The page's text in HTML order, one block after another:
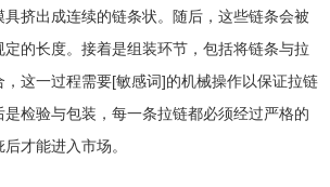
挤出成连续的链条状。随后，这些链条会被
的长度。接着是组装环节，包括将链条与拉
这一过程需要[敏感词]的机械操作以保证拉链
检验与包装，每一条拉链都必须经过严格的
才能进入市场。